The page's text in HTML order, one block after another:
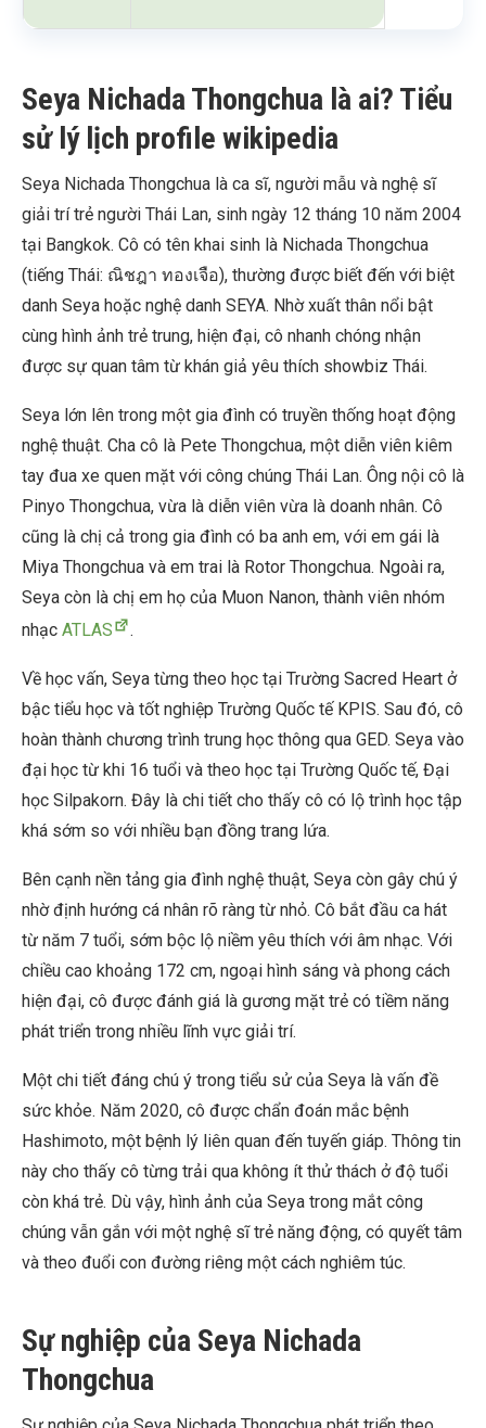
Seya Nichada Thongchua là ai? Tiểu
sử lý lịch profile wikipedia
Seya Nichada Thongchua là ca sĩ, người mẫu và nghệ sĩ
giải trí trẻ người Thái Lan, sinh ngày 12 tháng 10 năm 2004
tại Bangkok. Cô có tên khai sinh là Nichada Thongchua
(tiếng Thái: ณิชฎา ทองเจือ), thường được biết đến với biệt
danh Seya hoặc nghệ danh SEYA. Nhờ xuất thân nổi bật
cùng hình ảnh trẻ trung, hiện đại, cô nhanh chóng nhận
được sự quan tâm từ khán giả yêu thích showbiz Thái.
Seya lớn lên trong một gia đình có truyền thống hoạt động
nghệ thuật. Cha cô là Pete Thongchua, một diễn viên kiêm
tay đua xe quen mặt với công chúng Thái Lan. Ông nội cô là
Pinyo Thongchua, vừa là diễn viên vừa là doanh nhân. Cô
cũng là chị cả trong gia đình có ba anh em, với em gái là
Miya Thongchua và em trai là Rotor Thongchua. Ngoài ra,
Seya còn là chị em họ của Muon Nanon, thành viên nhóm
nhạc ATLAS .
Về học vấn, Seya từng theo học tại Trường Sacred Heart ở
bậc tiểu học và tốt nghiệp Trường Quốc tế KPIS. Sau đó, cô
hoàn thành chương trình trung học thông qua GED. Seya vào
đại học từ khi 16 tuổi và theo học tại Trường Quốc tế, Đại
học Silpakorn. Đây là chi tiết cho thấy cô có lộ trình học tập
khá sớm so với nhiều bạn đồng trang lứa.
Bên cạnh nền tảng gia đình nghệ thuật, Seya còn gây chú ý
nhờ định hướng cá nhân rõ ràng từ nhỏ. Cô bắt đầu ca hát
từ năm 7 tuổi, sớm bộc lộ niềm yêu thích với âm nhạc. Với
chiều cao khoảng 172 cm, ngoại hình sáng và phong cách
hiện đại, cô được đánh giá là gương mặt trẻ có tiềm năng
phát triển trong nhiều lĩnh vực giải trí.
Một chi tiết đáng chú ý trong tiểu sử của Seya là vấn đề
sức khỏe. Năm 2020, cô được chẩn đoán mắc bệnh
Hashimoto, một bệnh lý liên quan đến tuyến giáp. Thông tin
này cho thấy cô từng trải qua không ít thử thách ở độ tuổi
còn khá trẻ. Dù vậy, hình ảnh của Seya trong mắt công
chúng vẫn gắn với một nghệ sĩ trẻ năng động, có quyết tâm
và theo đuổi con đường riêng một cách nghiêm túc.
Sự nghiệp của Seya Nichada
Thongchua